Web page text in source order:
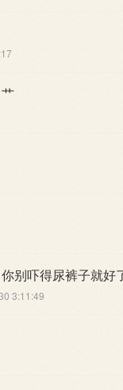
别吓得尿裤子就好
3:11:49